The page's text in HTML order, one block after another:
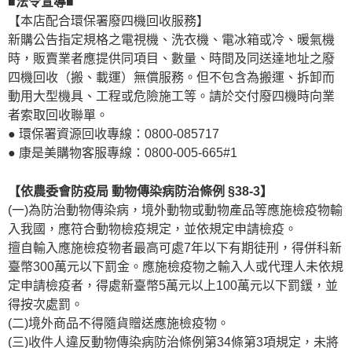
【本店配合環保署廢四機回收服務】
新購公告指定規格之電視機、洗衣機、電冰箱或冷、暖氣機
時，販賣業者應提供同項目、數量、時間及同送達地址之廢
四機回收（搬、載運）無償服務。但不包含為搬運、拆卸而
動用大型機具、工程或危險施工等。請於交付廢四機時向業
者索取回收聯單。
● 環保署資源回收專線：0800-085717
● 康是美購物客服專線：0800-005-665#1
【依農委會防疫局 動物傳染病防治條例 §38-3】
(一)為防治動物傳染病，境外動物或動物產品等應施檢疫物輸
入我國，應符合動物檢疫規定，並依規定申請檢疫。
擅自輸入應施檢疫物者最高可處7年以下有期徒刑，得併科新
臺幣300萬元以下罰金。應施檢疫物之輸入人或代理人未依規
定申請檢疫者，得處新臺幣5萬元以上100萬元以下罰鍰，並
得按次處罰。
(二)境外商品不得隨貨贈送應施檢疫物。
(三)收件人違反動物傳染病防治條例第34條第3項規定，未將